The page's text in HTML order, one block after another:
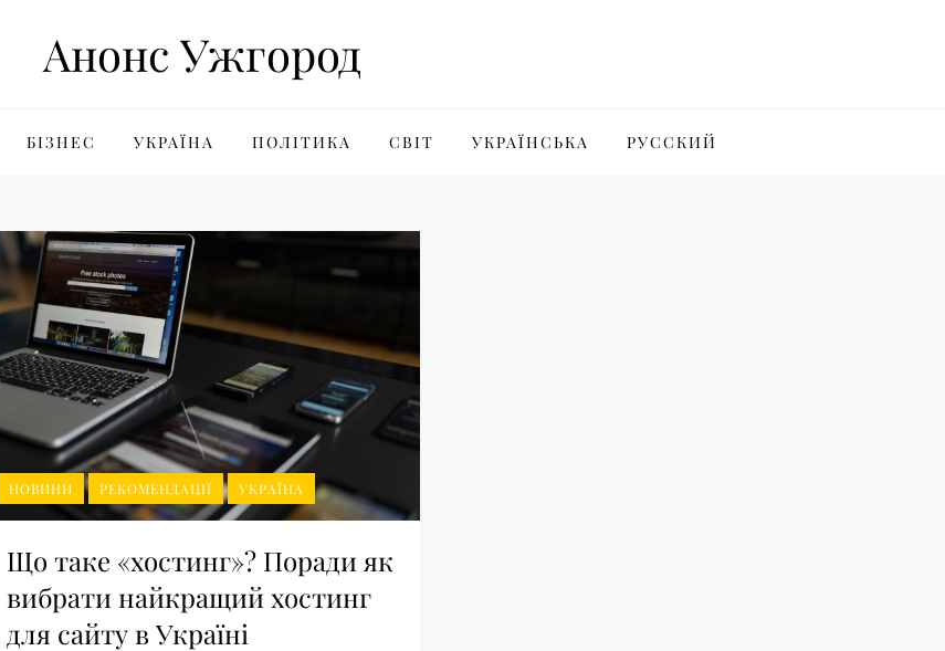
Анонс Ужгород
БІЗНЕС УКРАЇНА ПОЛІТИКА СВІТ УКРАЇНСЬКА РУССКИЙ
НОВИНИ РЕКОМЕНДАЦІЇ УКРАЇНА
Що таке «хостинг»? Поради як
вибрати найкращий хостинг
для сайту в Україні